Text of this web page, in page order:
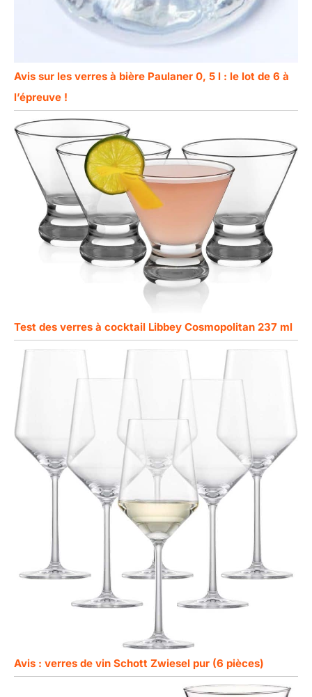
Avis sur les verres à bière Paulaner 0, 5 l : le lot de 6 à
l’épreuve !
Test des verres à cocktail Libbey Cosmopolitan 237 ml
Avis : verres de vin Schott Zwiesel pur (6 pièces)